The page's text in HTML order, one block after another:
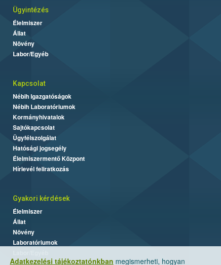
Adatkezelési tájékoztatónkban megismerheti, hogyan
Ügyintézés
Élelmiszer
Állat
Növény
Labor/Egyéb
Kapcsolat
Nébih Igazgatóságok
Nébih Laboratóriumok
Kormányhivatalok
Sajtókapcsolat
Ügyfélszolgálat
Hatósági jogsegély
Élelmiszermentő Központ
Hírlevél feliratkozás
Gyakori kérdések
Élelmiszer
Állat
Növény
Laboratóriumok